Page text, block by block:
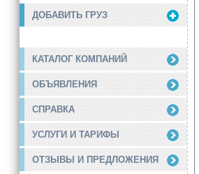
ДОБАВИТЬ ГРУЗ
КАТАЛОГ КОМПАНИЙ
ОБЪЯВЛЕНИЯ
СПРАВКА
УСЛУГИ И ТАРИФЫ
ОТЗЫВЫ И ПРЕДЛОЖЕНИЯ